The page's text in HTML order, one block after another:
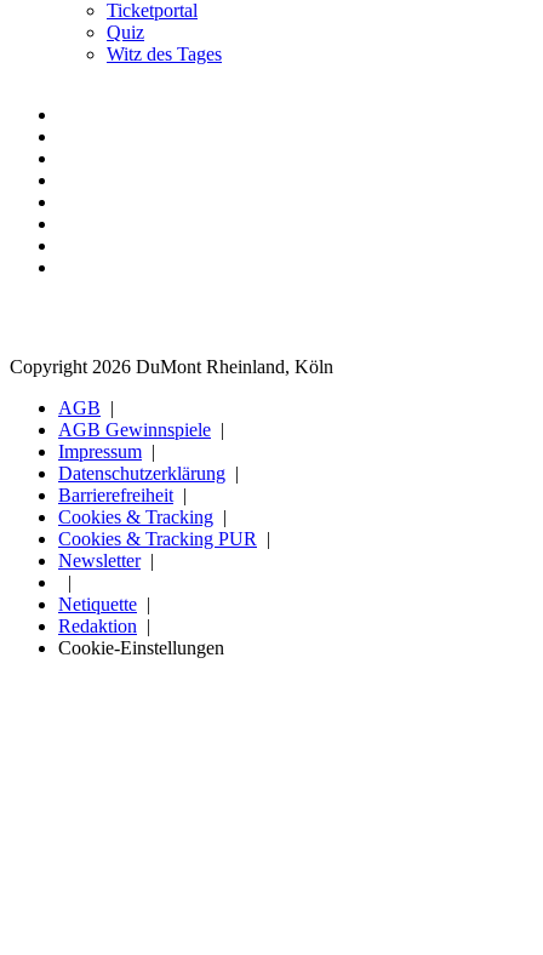
Ticketportal
Quiz
Witz des Tages
Copyright 2026 DuMont Rheinland, Köln
AGB
AGB Gewinnspiele
Impressum
Datenschutzerklärung
Barrierefreiheit
Cookies & Tracking
Cookies & Tracking PUR
Newsletter
Netiquette
Redaktion
Cookie-Einstellungen